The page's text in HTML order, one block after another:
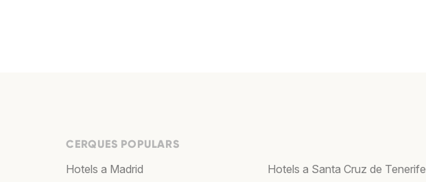
CERQUES POPULARS
Hotels a Madrid
Hotels a Santa Cruz de Tenerife